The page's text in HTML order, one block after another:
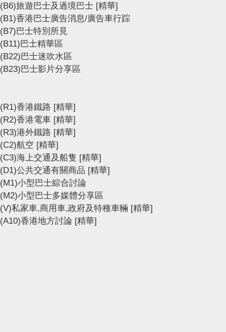
(B6)旅遊巴士及過境巴士 [精華]
(B1)香港巴士廣告消息/廣告車行踪
(B7)巴士特別所見
(B11)巴士精華區
(B22)巴士迷吹水區
(B23)巴士影片分享區
(R1)香港鐵路 [精華]
(R2)香港電車 [精華]
(R3)港外鐵路 [精華]
(C2)航空 [精華]
(C3)海上交通及船隻 [精華]
(D1)公共交通有關商品 [精華]
(M1)小型巴士綜合討論
(M2)小型巴士多媒體分享區
(V)私家車,商用車,政府及特種車輛 [精華]
(A10)香港地方討論 [精華]